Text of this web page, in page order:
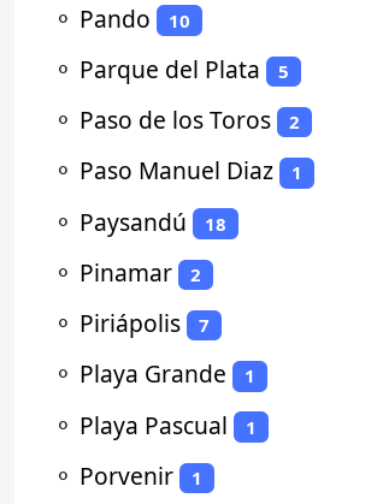
⚬ Pando 10
⚬ Parque del Plata 5
⚬ Paso de los Toros 2
⚬ Paso Manuel Diaz 1
⚬ Paysandú 18
⚬ Pinamar 2
⚬ Piriápolis 7
⚬ Playa Grande 1
⚬ Playa Pascual 1
⚬ Porvenir 1